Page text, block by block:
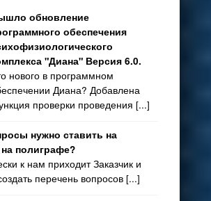
обновление
обеспечения
"Диана" Версия 6.0.
нового в программном
Диана? Добавлена
проверки проведения [...]
нужно ставить на
полиграфе?
к нам приходит Заказчик и
перечень вопросов [...]